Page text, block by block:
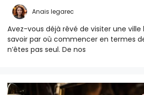
Anais legarec
Avez-vous déjà rêvé de visiter une ville
savoir par où commencer en termes
n’êtes pas seul. De nos